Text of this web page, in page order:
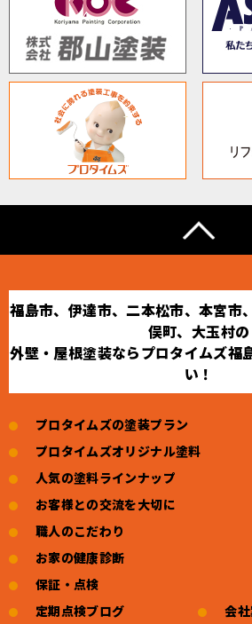
福島市、伊達市、二本松市、本宮市
俣町、大玉村の
外壁・屋根塗装ならプロタイムズ福
い！
プロタイムズの塗装プラン
プロタイムズオリジナル塗料
人気の塗料ラインナップ
お客様との交流を大切に
職人のこだわり
お家の健康診断
保証・点検
定期点検ブログ
会